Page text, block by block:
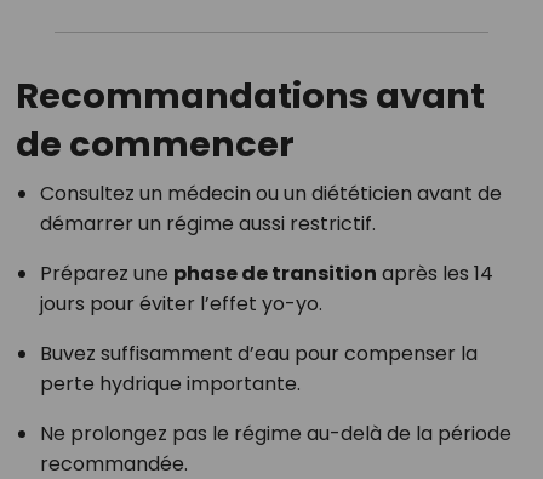
Recommandations avant
de commencer
Consultez un médecin ou un diététicien avant de
démarrer un régime aussi restrictif.
Préparez une phase de transition après les 14
jours pour éviter l’effet yo-yo.
Buvez suffisamment d’eau pour compenser la
perte hydrique importante.
Ne prolongez pas le régime au-delà de la période
recommandée.